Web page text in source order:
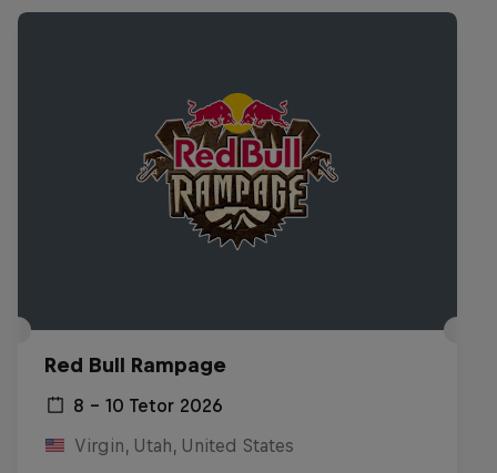
Red Bull Rampage
8 – 10 Tetor 2026
Virgin, Utah, United States